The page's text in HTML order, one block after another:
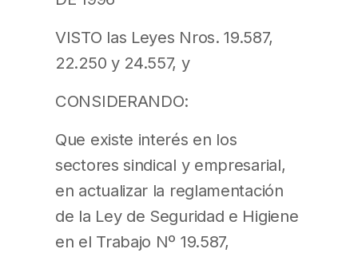
VISTO las Leyes Nros. 19.587,
22.250 y 24.557, y
CONSIDERANDO:
Que existe interés en los
sectores sindical y empresarial,
en actualizar la reglamentación
de la Ley de Seguridad e Higiene
en el Trabajo Nº 19.587,